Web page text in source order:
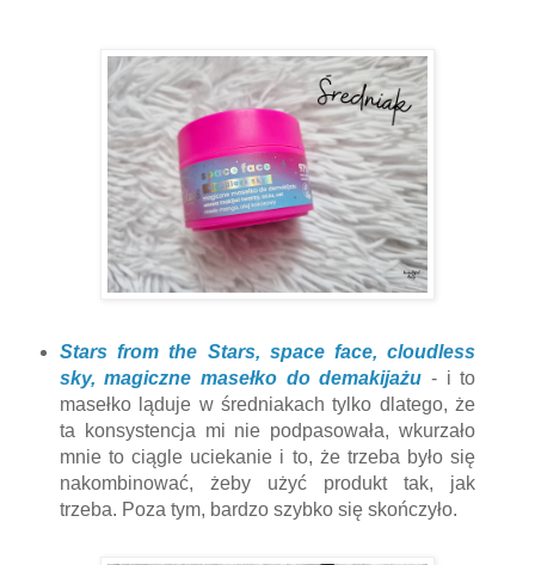
Stars from the Stars, space face, cloudless
sky, magiczne masełko do demakijażu - i to
masełko ląduje w średniakach tylko dlatego, że
ta konsystencja mi nie podpasowała, wkurzało
mnie to ciągle uciekanie i to, że trzeba było się
nakombinować, żeby użyć produkt tak, jak
trzeba. Poza tym, bardzo szybko się skończyło.